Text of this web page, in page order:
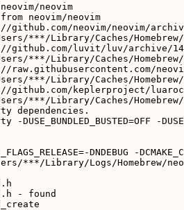
neovim
neovim/neovim
github.com/neovim/neovim/
***/Library/Caches/
github.com/luvit/luv/archive/
***/Library/Caches/
raw.githubusercontent.com/
***/Library/Caches/
github.com/keplerproject/
***/Library/Caches/
dependencies.
-
DNDEBUG -
***/Library/Logs/Homebrew/
- found